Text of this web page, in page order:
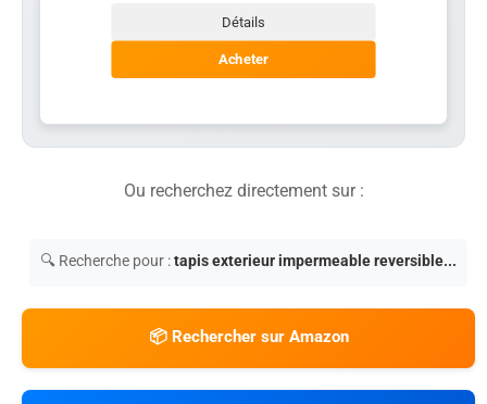
Détails
Acheter
Ou recherchez directement sur :
🔍 Recherche pour :tapis exterieur impermeable reversible...
📦 Rechercher sur Amazon